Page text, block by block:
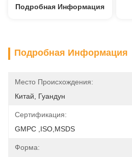
Подробная Информация
Подробная Информация
Место Происхождения:
Китай, Гуандун
Сертификация:
GMPC ,ISO,MSDS
Форма: